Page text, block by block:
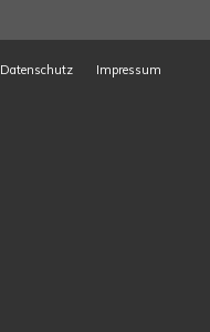
Datenschutz Impressum